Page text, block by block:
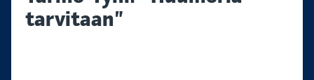
tarvitaan”